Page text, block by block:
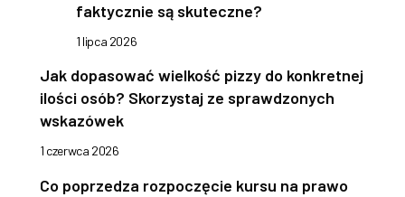
faktycznie są skuteczne?
1 lipca 2026
Jak dopasować wielkość pizzy do konkretnej
ilości osób? Skorzystaj ze sprawdzonych
wskazówek
1 czerwca 2026
Co poprzedza rozpoczęcie kursu na prawo